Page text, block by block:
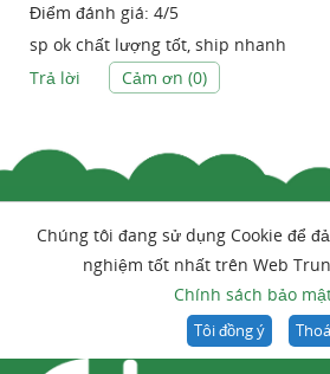
Điểm đánh giá: 4/5
sp ok chất lượng tốt, ship nhanh
Trả lời
Cảm ơn (0)
Chúng tôi đang sử dụng Cookie để
nghiệm tốt nhất trên Web
Chính sách bảo
Tôi đồng ý